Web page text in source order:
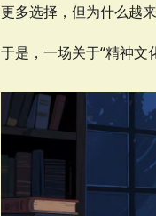
更多选择，但为什么越
于是，一场关于“精神文